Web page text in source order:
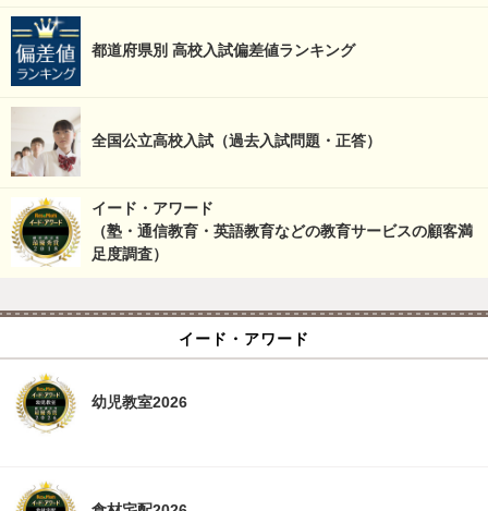
都道府県別 高校入試偏差値ランキング
全国公立高校入試（過去入試問題・正答）
イード・アワード
（塾・通信教育・英語教育などの教育サービスの顧客満
足度調査）
イード・アワード
幼児教室2026